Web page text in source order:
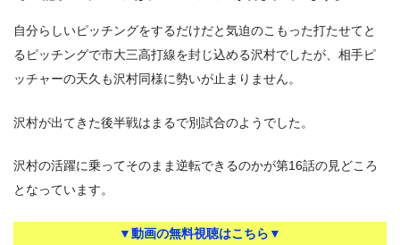
自分らしいピッチングをするだけだと気迫のこもった打たせてと
るピッチングで市大三高打線を封じ込める沢村でしたが、相手ピ
ッチャーの天久も沢村同様に勢いが止まりません。
沢村が出てきた後半戦はまるで別試合のようでした。
沢村の活躍に乗ってそのまま逆転できるのかが第16話の見どころ
となっています。
▼動画の無料視聴はこちら▼